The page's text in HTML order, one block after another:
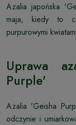
Azalia japońska
maja, kiedy to
purpurowymi
Uprawa
Purple'
Azalia 'Geisha
odczynie i